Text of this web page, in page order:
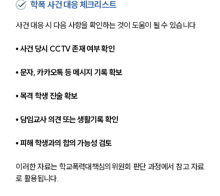
업무분야
학교폭력대응팀 업무
전체
소식/자료
언론보도
공지사항
학폭 사건 대응 체크리스트
사건 대응 시 다음 사항을 확인하는 것이 도움이 될 수 있습니다.
• 사건 당시 CCTV 존재 여부 확인
• 문자, 카카오톡 등 메시지 기록 확보
• 목격 학생 진술 확보
• 담임교사 의견 또는 생활기록 확인
• 피해 학생과의 합의 가능성 검토
이러한 자료는 학교폭력대책심의위원회 판단 과정에서 참고 자료
로 활용됩니다.